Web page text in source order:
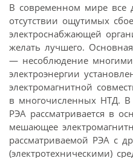
В современном мире все
отсутствии ощутимых
электроснабжающей
желать лучшего.
— несоблюдение многими
электроэнергии
электромагнитной
в многочисленных НТД.
РЭА рассматривается в
мешающее
рассматриваемой РЭА с
(электротехническими)